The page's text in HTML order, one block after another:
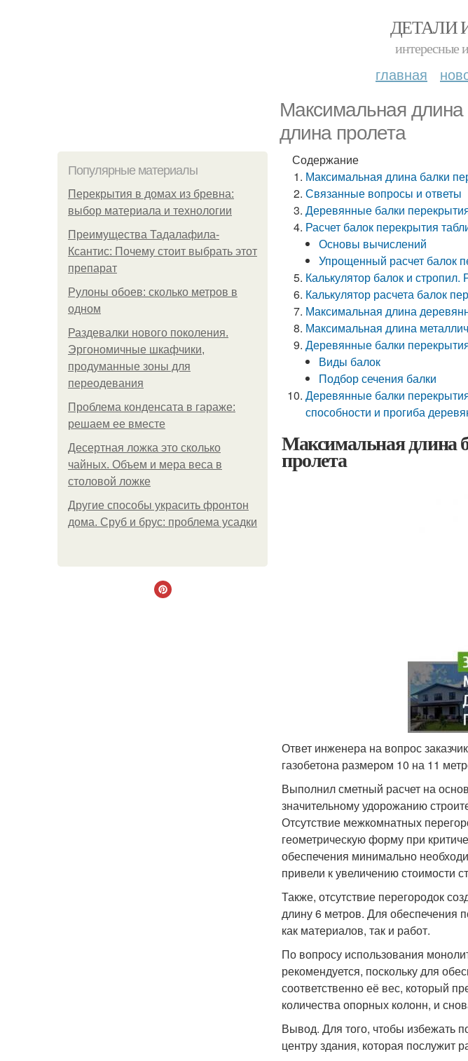
ДЕТАЛИ
интересные
главная
Максимальная
длина пролета
Популярные материалы
Перекрытия в домах из бревна:
выбор материала и технологии
Преимущества Тадалафила-
Ксантис: Почему стоит выбрать этот
препарат
Рулоны обоев: сколько метров в
одном
Раздевалки нового поколения.
Эргономичные шкафчики,
продуманные зоны для
переодевания
Проблема конденсата в гараже:
решаем ее вместе
Десертная ложка это сколько
чайных. Объем и мера веса в
столовой ложке
Другие способы украсить фронтон
дома. Сруб и брус: проблема усадки
Содержание
Максимальная длина балки
Связанные вопросы и ответы
Деревянные балки
Расчет балок перекрытия
Основы вычислений
Упрощенный расчет балок
Калькулятор балок и
Калькулятор расчета балок
Максимальная длина
Максимальная длина
Деревянные балки
Виды балок
Подбор сечения балки
Деревянные балки
способности и прогиба
Максимальная длина
пролета
Ответ инженера на вопрос
газобетона размером 10 на 11
Выполнил сметный расчет на
значительному удорожанию
Отсутствие межкомнатных
геометрическую форму при
обеспечения минимально
привели к увеличению стоимости
Также, отсутствие перегородок
длину 6 метров. Для обеспечения
как материалов, так и работ.
По вопросу использования
рекомендуется, поскольку для
соответственно её вес, который
количества опорных колонн, и
Вывод. Для того, чтобы избежать
центру здания, которая послужит